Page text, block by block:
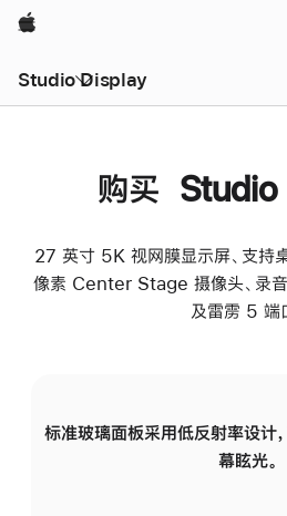
Apple
Studio Display
购买 Studio
27 英寸 5K 视网膜显示屏、支持
像素 Center Stage 摄像头、录音
及雷雳 5 端
标准玻璃面板采用低反射率设计
幕眩光。